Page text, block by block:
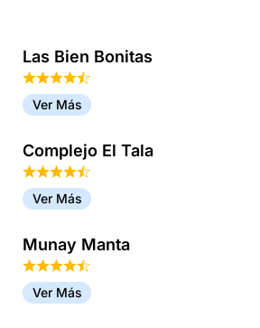
Las Bien Bonitas
Ver Más
Complejo El Tala
Ver Más
Munay Manta
Ver Más